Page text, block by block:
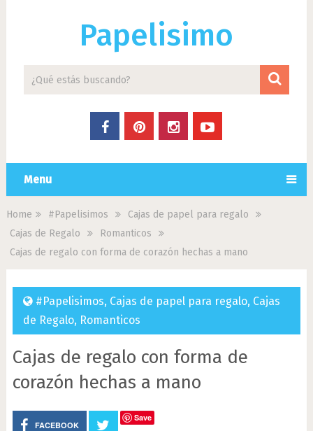
Papelisimo
Menu
Home #Papelisimos
Cajas de papel para regalo
Cajas de Regalo
Romanticos
Cajas de regalo con forma de corazón hechas a mano
#Papelisimos, Cajas de papel para regalo, Cajas
de Regalo, Romanticos
Cajas de regalo con forma de
corazón hechas a mano
FACEBOOK
Save